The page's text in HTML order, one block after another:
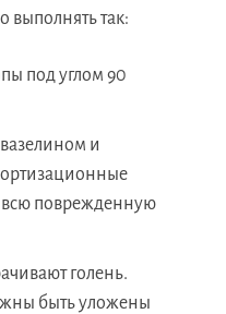
выполнять так:
под углом 90
и
всю поврежденную
голень.
быть уложены